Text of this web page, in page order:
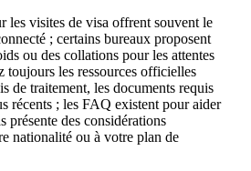
les visites de visa offrent souvent le
; certains bureaux proposent
ou des collations pour les attentes
toujours les ressources officielles
de traitement, les documents requis
récents ; les FAQ existent pour aider
présente des considérations
nationalité ou à votre plan de